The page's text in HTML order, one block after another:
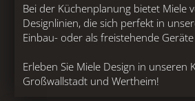
Bei der Küchenplanung bietet Miele
Designlinien, die sich perfekt in
Einbau- oder als freistehende
Erleben Sie Miele Design in unseren
Großwallstadt und Wertheim!